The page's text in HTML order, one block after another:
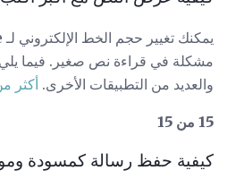
والعديد من التطبيقات الأخرى. أكثر
15 من 15
كيفية حفظ رسالة كمسودة